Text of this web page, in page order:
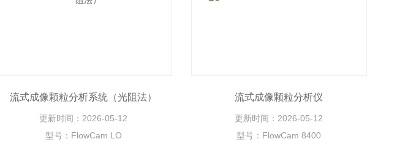
流式成像颗粒分析系统（光阻法）
更新时间： 2026-05-12
型号： FlowCam LO
流式成像颗粒分析仪
更新时间： 2026-05-12
型号： FlowCam 8400